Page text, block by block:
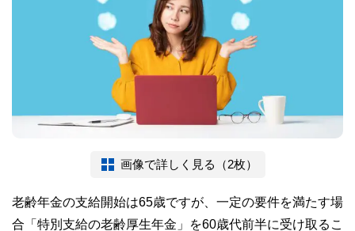
画像で詳しく見る（2枚）
老齢年金の支給開始は65歳ですが、一定の要件を満たす場
合「特別支給の老齢厚生年金」を60歳代前半に受け取るこ